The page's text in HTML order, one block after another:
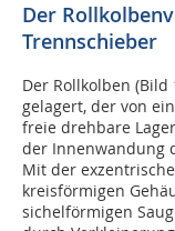
Der
Trennschieber
Der Rollkolben
gelagert, der von
freie drehbare
der Innenwandung
Mit der
kreisförmigen
sichelförmigen